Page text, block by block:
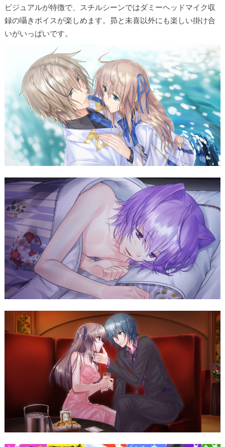
ビジュアルが特徴で、スチルシーンではダミーヘッドマイク収
録の囁きボイスが楽しめます。昴と未喜以外にも楽しい掛け合
いがいっぱいです。